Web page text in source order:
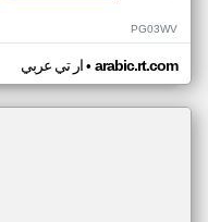
PG03WV
ار تي عربي• arabic.rt.com